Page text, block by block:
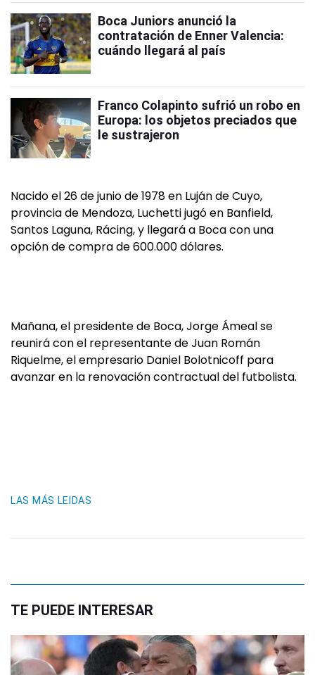
Boca Juniors anunció la
contratación de Enner Valencia:
cuándo llegará al país
Franco Colapinto sufrió un robo en
Europa: los objetos preciados que
le sustrajeron
Nacido el 26 de junio de 1978 en Luján de Cuyo,
provincia de Mendoza, Luchetti jugó en Banfield,
Santos Laguna, Rácing, y llegará a Boca con una
opción de compra de 600.000 dólares.
Mañana, el presidente de Boca, Jorge Ámeal se
reunirá con el representante de Juan Román
Riquelme, el empresario Daniel Bolotnicoff para
avanzar en la renovación contractual del futbolista.
LAS MÁS LEIDAS
TE PUEDE INTERESAR